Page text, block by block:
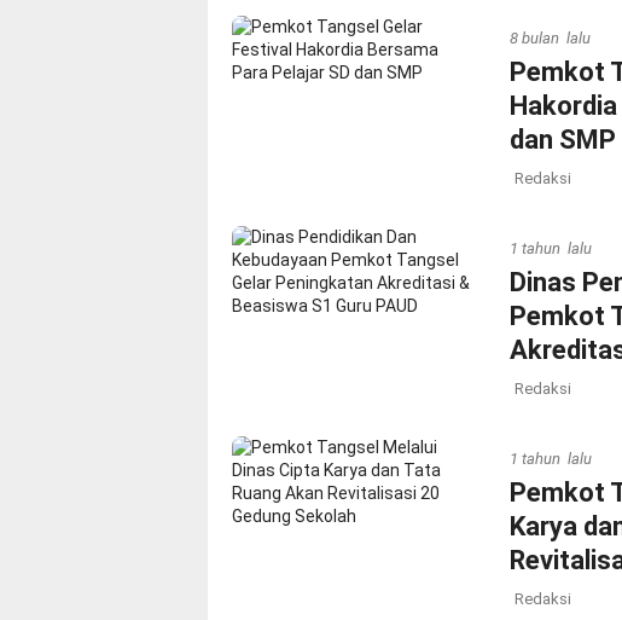
8 bulan lalu
Pemkot
dan SMP
Redaksi
1 tahun lalu
Dinas
Pemkot
Redaksi
1 tahun lalu
Pemkot
Karya
Redaksi